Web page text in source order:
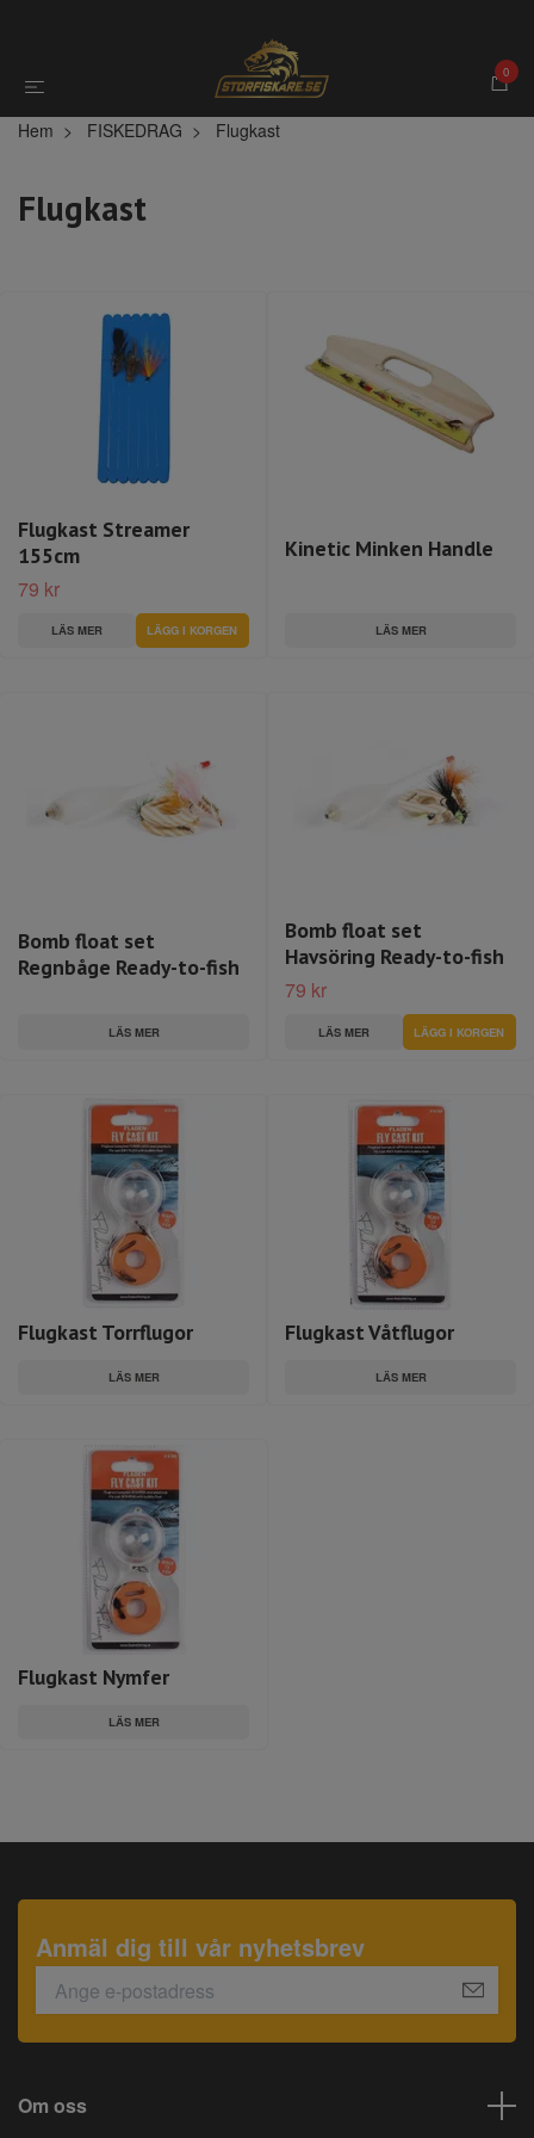
0
Hem FISKEDRAG Flugkast
Flugkast
Flugkast Streamer
155cm
79 kr
LÄS MER
Kinetic Minken Handle
LÄS MER
Bomb float set
Regnbåge Ready-to-fish
LÄS MER
Bomb float set
Havsöring Ready-to-fish
79 kr
LÄS MER
Flugkast Torrflugor
LÄS MER
Flugkast Våtflugor
LÄS MER
Flugkast Nymfer
LÄS MER
Anmäl dig till vår nyhetsbrev
Om oss